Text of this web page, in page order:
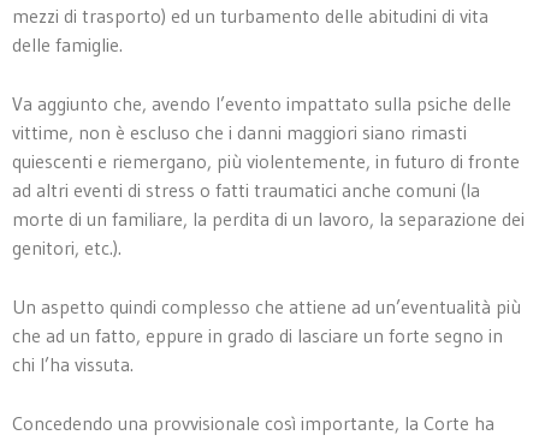
mezzi di trasporto) ed un turbamento delle abitudini di vita
delle famiglie.
Va aggiunto che, avendo l’evento impattato sulla psiche delle
vittime, non è escluso che i danni maggiori siano rimasti
quiescenti e riemergano, più violentemente, in futuro di fronte
ad altri eventi di stress o fatti traumatici anche comuni (la
morte di un familiare, la perdita di un lavoro, la separazione dei
genitori, etc.).
Un aspetto quindi complesso che attiene ad un’eventualità più
che ad un fatto, eppure in grado di lasciare un forte segno in
chi l’ha vissuta.
Concedendo una provvisionale così importante, la Corte ha